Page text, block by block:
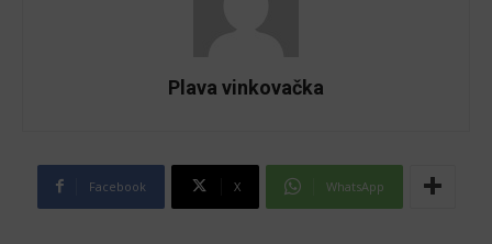
Plava vinkovačka
Facebook X WhatsApp